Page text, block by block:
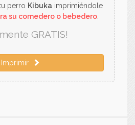
perro Kibuka imprimiéndole
su comedero o bebedero.
GRATIS!
Imprimir